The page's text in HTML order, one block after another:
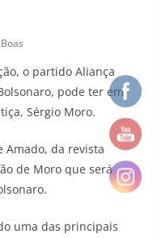
o partido Aliança
pode ter em
Sérgio Moro.
Amado, da revista
de Moro que será
uma das principais